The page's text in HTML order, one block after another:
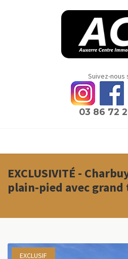
Suivez-nous
03 86 72
EXCLUSIVITÉ -
plain-pied avec
EXCLUSIF